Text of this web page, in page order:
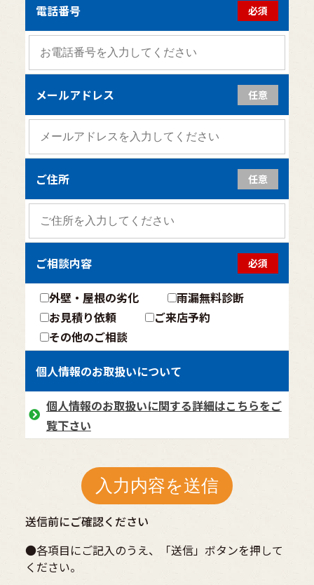
電話番号 必須
メールアドレス 任意
ご住所 任意
ご相談内容 必須
外壁・屋根の劣化
雨漏無料診断
お見積り依頼
ご来店予約
その他のご相談
個人情報のお取扱いについて
個人情報のお取扱いに関する詳細はこちらをご
覧下さい
送信前にご確認ください
●各項目にご記入のうえ、「送信」ボタンを押して
ください。